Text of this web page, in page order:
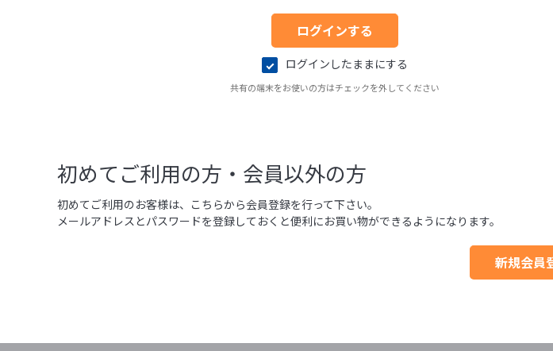
ログインしたままにする
共有の端末をお使いの方はチェックを外してください
初めてご利用の方・会員以外の方
初めてご利用のお客様は、こちらから会員登録を行って下さい。
メールアドレスとパスワードを登録しておくと便利にお買い物ができるようになります。